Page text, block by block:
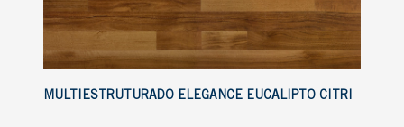
MULTIESTRUTURADO ELEGANCE EUCALIPTO CITRI